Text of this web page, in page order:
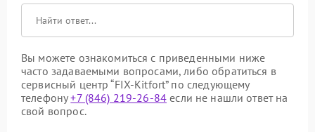
Вы можете ознакомиться с приведенными ниже
часто задаваемыми вопросами, либо обратиться в
сервисный центр “FIX-Kitfort” по следующему
телефону+7 (846) 219-26-84 если не нашли ответ на
свой вопрос.